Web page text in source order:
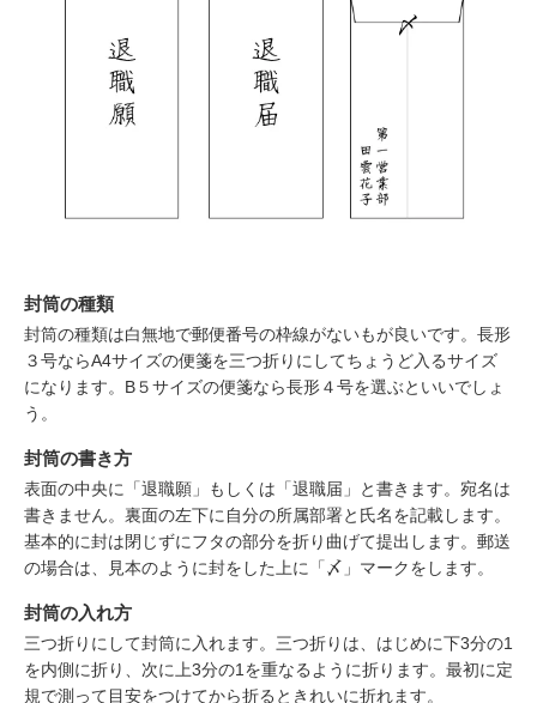
封筒の種類
封筒の種類は白無地で郵便番号の枠線がないもが良いです。長形
３号ならA4サイズの便箋を三つ折りにしてちょうど入るサイズ
になります。B５サイズの便箋なら長形４号を選ぶといいでしょ
う。
封筒の書き方
表面の中央に「退職願」もしくは「退職届」と書きます。宛名は
書きません。裏面の左下に自分の所属部署と氏名を記載します。
基本的に封は閉じずにフタの部分を折り曲げて提出します。郵送
の場合は、見本のように封をした上に「〆」マークをします。
封筒の入れ方
三つ折りにして封筒に入れます。三つ折りは、はじめに下3分の1
を内側に折り、次に上3分の1を重なるように折ります。最初に定
規で測って目安をつけてから折るときれいに折れます。